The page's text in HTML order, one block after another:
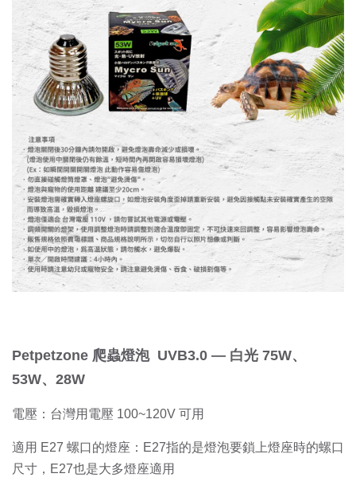
Petpetzone 爬蟲燈泡 UVB3.0 — 白光 75W、
53W、28W
電壓：台灣用電壓 100~120V 可用
適用 E27 螺口的燈座：E27指的是燈泡要鎖上燈座時的螺口
尺寸，E27也是大多燈座適用